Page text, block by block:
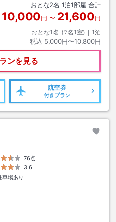
おとな2名 1泊1部屋 合計
10,000円 〜 21,600円
おとな1名 (2名1室)｜ 1泊
税込 5,000円〜10,800円
ンを見る
航空券
付きプラン
76点
3.6
車場あり